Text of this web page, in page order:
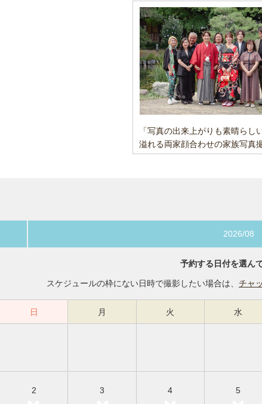
「写真の出来上がりも素晴らし
溢れる両家顔合わせの家族写真
2026/08
予約する日付を選ん
スケジュールの枠にない日時で撮影したい場合は、 チャ
日 月 火 水
2 3 4 5